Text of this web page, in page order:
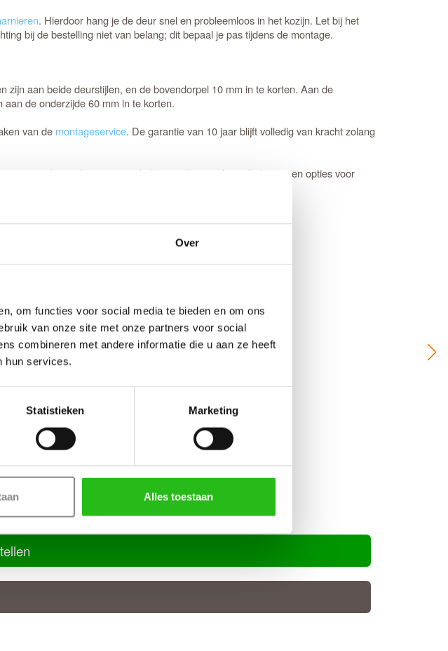
Over
om functies voor social media te bieden en om ons
van onze site met onze partners voor social
combineren met andere informatie die u aan ze heeft
hun services.
Statistieken Marketing
Alles toestaan
. Hierdoor hang je de deur snel en probleemloos in het kozijn. Let bij het
bij de bestelling niet van belang; dit bepaal je pas tijdens de montage.
aan beide deurstijlen, en de bovendorpel 10 mm in te korten. Aan de
aan de onderzijde 60 mm in te korten.
van de montageservice. De garantie van 10 jaar blijft volledig van kracht zolang
optimaal gemak, is maatwerk de juiste keuze. Je vindt de prijs en opties voor
Lees hier meer over onze live chat service
thuisbezorgen.
circa 8 werkdagen.